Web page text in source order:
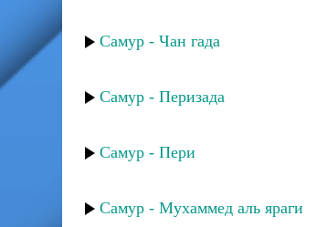
Самур - Чан гада
Самур - Перизада
Самур - Пери
Самур - Мухаммед аль яраги